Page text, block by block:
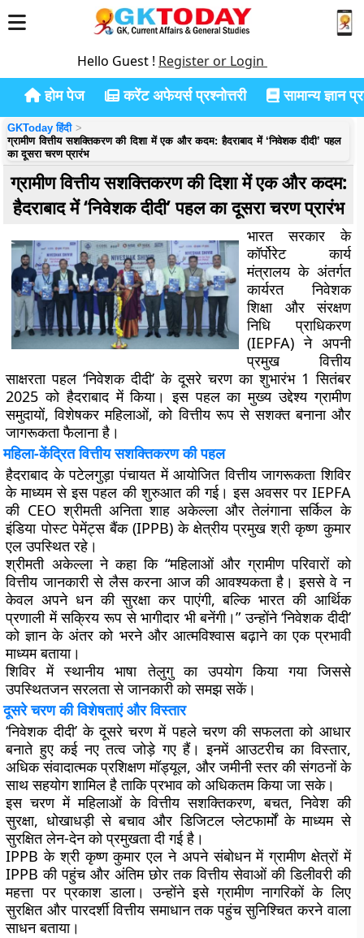
Hello Guest ! Register or Login
होम पेज करेंट अफेयर्स प्रश्नोत्तरी सामान्य ज्ञान
GKToday हिंदी
ग्रामीण वित्तीय सशक्तिकरण की दिशा में एक और कदम: हैदराबाद में ‘निवेशक दीदी’ पहल
का दूसरा चरण प्रारंभ
ग्रामीण वित्तीय सशक्तिकरण की दिशा में एक और कदम:
हैदराबाद में ‘निवेशक दीदी’ पहल का दूसरा चरण प्रारंभ
भारत सरकार के
कॉर्पोरेट कार्य
मंत्रालय के अंतर्गत
कार्यरत निवेशक
शिक्षा और संरक्षण
निधि प्राधिकरण
(IEPFA) ने अपनी
प्रमुख वित्तीय
साक्षरता पहल ‘निवेशक दीदी’ के दूसरे चरण का शुभारंभ 1 सितंबर
2025 को हैदराबाद में किया। इस पहल का मुख्य उद्देश्य ग्रामीण
समुदायों, विशेषकर महिलाओं, को वित्तीय रूप से सशक्त बनाना और
जागरूकता फैलाना है।
महिला-केंद्रित वित्तीय सशक्तिकरण की पहल
हैदराबाद के पटेलगुड़ा पंचायत में आयोजित वित्तीय जागरूकता शिविर
के माध्यम से इस पहल की शुरुआत की गई। इस अवसर पर IEPFA
की CEO श्रीमती अनिता शाह अकेल्ला और तेलंगाना सर्किल के
इंडिया पोस्ट पेमेंट्स बैंक (IPPB) के क्षेत्रीय प्रमुख श्री कृष्ण कुमार
एल उपस्थित रहे।
श्रीमती अकेल्ला ने कहा कि “महिलाओं और ग्रामीण परिवारों को
वित्तीय जानकारी से लैस करना आज की आवश्यकता है। इससे वे न
केवल अपने धन की सुरक्षा कर पाएंगी, बल्कि भारत की आर्थिक
प्रणाली में सक्रिय रूप से भागीदार भी बनेंगी।” उन्होंने ‘निवेशक दीदी’
को ज्ञान के अंतर को भरने और आत्मविश्वास बढ़ाने का एक प्रभावी
माध्यम बताया।
शिविर में स्थानीय भाषा तेलुगु का उपयोग किया गया जिससे
उपस्थितजन सरलता से जानकारी को समझ सकें।
दूसरे चरण की विशेषताएं और विस्तार
‘निवेशक दीदी’ के दूसरे चरण में पहले चरण की सफलता को आधार
बनाते हुए कई नए तत्व जोड़े गए हैं। इनमें आउटरीच का विस्तार,
अधिक संवादात्मक प्रशिक्षण मॉड्यूल, और जमीनी स्तर की संगठनों के
साथ सहयोग शामिल है ताकि प्रभाव को अधिकतम किया जा सके।
इस चरण में महिलाओं के वित्तीय सशक्तिकरण, बचत, निवेश की
सुरक्षा, धोखाधड़ी से बचाव और डिजिटल प्लेटफार्मों के माध्यम से
सुरक्षित लेन-देन को प्रमुखता दी गई है।
IPPB के श्री कृष्ण कुमार एल ने अपने संबोधन में ग्रामीण क्षेत्रों में
IPPB की पहुंच और अंतिम छोर तक वित्तीय सेवाओं की डिलीवरी की
महत्ता पर प्रकाश डाला। उन्होंने इसे ग्रामीण नागरिकों के लिए
सुरक्षित और पारदर्शी वित्तीय समाधान तक पहुंच सुनिश्चित करने वाला
साधन बताया।